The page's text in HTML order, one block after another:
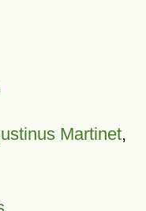
Martinet,